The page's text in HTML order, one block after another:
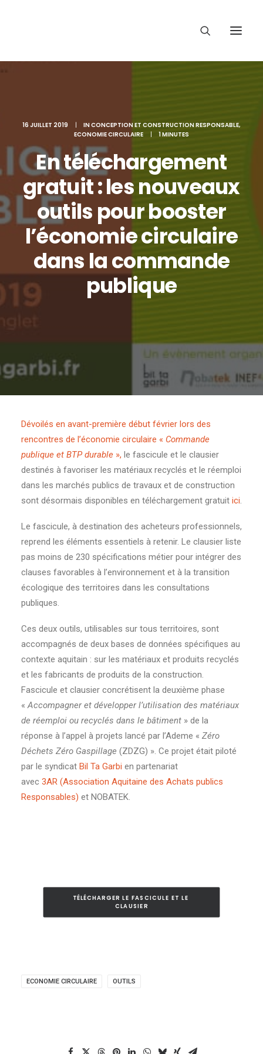
16 JUILLET 2019 | INCONCEPTION ET CONSTRUCTION RESPONSABLE,
ECONOMIE CIRCULAIRE
| 1 MINUTES
En téléchargement
gratuit : les nouveaux
outils pour booster
l’économie circulaire
dans la commande
publique
Dévoilés en avant-première début février lors des
rencontres de l’économie circulaire « Commande
publique et BTP durable », le fascicule et le clausier
destinés à favoriser les matériaux recyclés et le réemploi
dans les marchés publics de travaux et de construction
sont désormais disponibles en téléchargement gratuit ici.
Le fascicule, à destination des acheteurs professionnels,
reprend les éléments essentiels à retenir. Le clausier liste
pas moins de 230 spécifications métier pour intégrer des
clauses favorables à l’environnement et à la transition
écologique des territoires dans les consultations
publiques.
Ces deux outils, utilisables sur tous territoires, sont
accompagnés de deux bases de données spécifiques au
contexte aquitain : sur les matériaux et produits recyclés
et les fabricants de produits de la construction.
Fascicule et clausier concrétisent la deuxième phase
«Accompagner et développer l’utilisation des matériaux
de réemploi ou recyclés dans le bâtiment » de la
réponse à l’appel à projets lancé par l’Ademe « Zéro
Déchets Zéro Gaspillage (ZDZG) ». Ce projet était piloté
par le syndicat Bil Ta Garbi en partenariat
avec 3AR (Association Aquitaine des Achats publics
Responsables) et NOBATEK.
TÉLÉCHARGER LE FASCICULE ET LE
CLAUSIER
ECONOMIE CIRCULAIRE OUTILS